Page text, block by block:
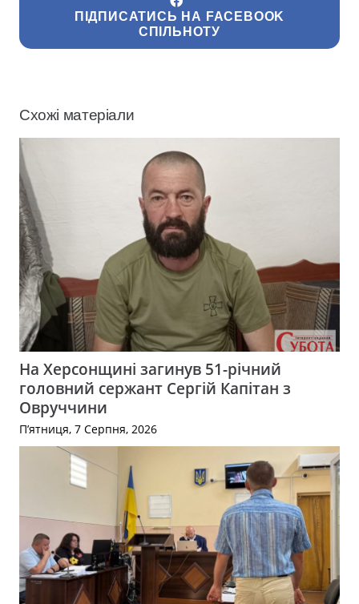
ПІДПИСАТИСЬ НА FACEBOOK
СПІЛЬНОТУ
Схожі матеріали
На Херсонщині загинув 51-річний
головний сержант Сергій Капітан з
Овруччини
П’ятниця, 7 Серпня, 2026